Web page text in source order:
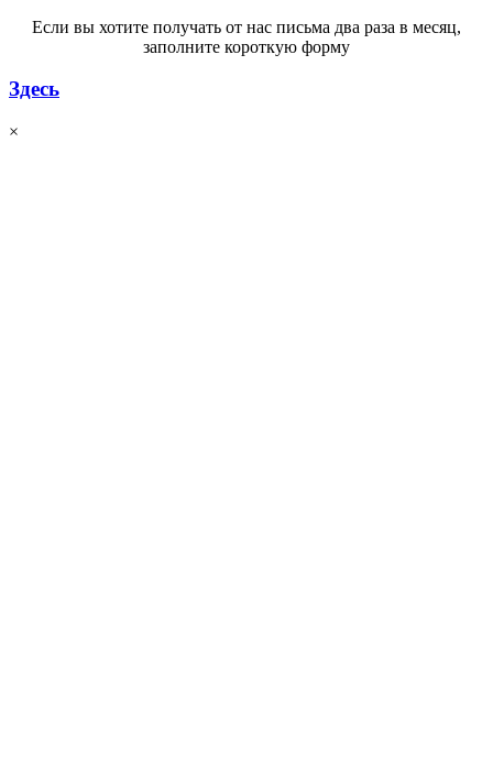
Если вы хотите получать от нас письма два раза в месяц,
заполните короткую форму
Здесь
×